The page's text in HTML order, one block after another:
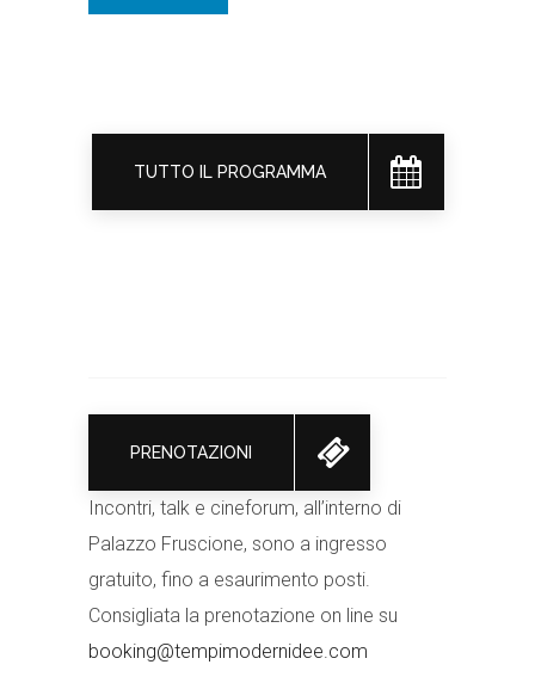
TUTTO IL PROGRAMMA
PRENOTAZIONI
Incontri, talk e cineforum, all’interno di
Palazzo Fruscione, sono a ingresso
gratuito, fino a esaurimento posti.
Consigliata la prenotazione on line su
booking@tempimodernidee.com